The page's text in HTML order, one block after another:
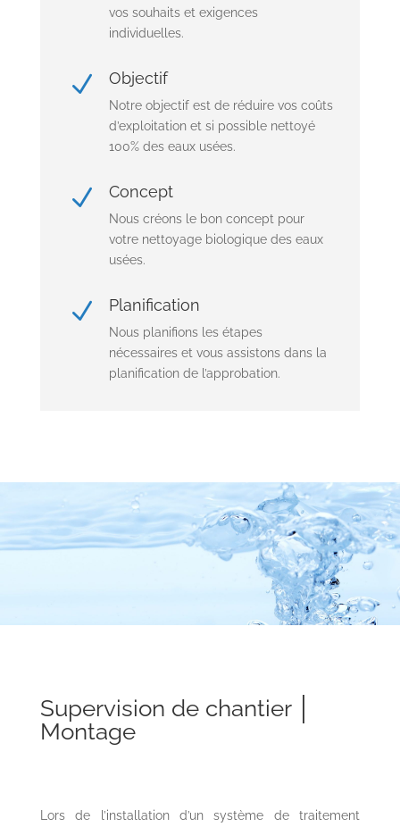
vos souhaits et exigences
individuelles.
N Objectif
Notre objectif est de réduire vos coûts
d’exploitation et si possible nettoyé
100% des eaux usées.
N Concept
Nous créons le bon concept pour
votre nettoyage biologique des eaux
usées.
N Planification
Nous planifions les étapes
nécessaires et vous assistons dans la
planification de l’approbation.
Supervision de chantier │
Montage
Lors de l’installation d’un système de traitement